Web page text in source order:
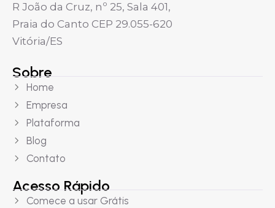
R João da Cruz, nº 25, Sala 401,
Praia do Canto CEP 29.055-620
Vitória/ES
Sobre
Home
Empresa
Plataforma
Blog
Contato
Acesso Rápido
Comece a usar Grátis